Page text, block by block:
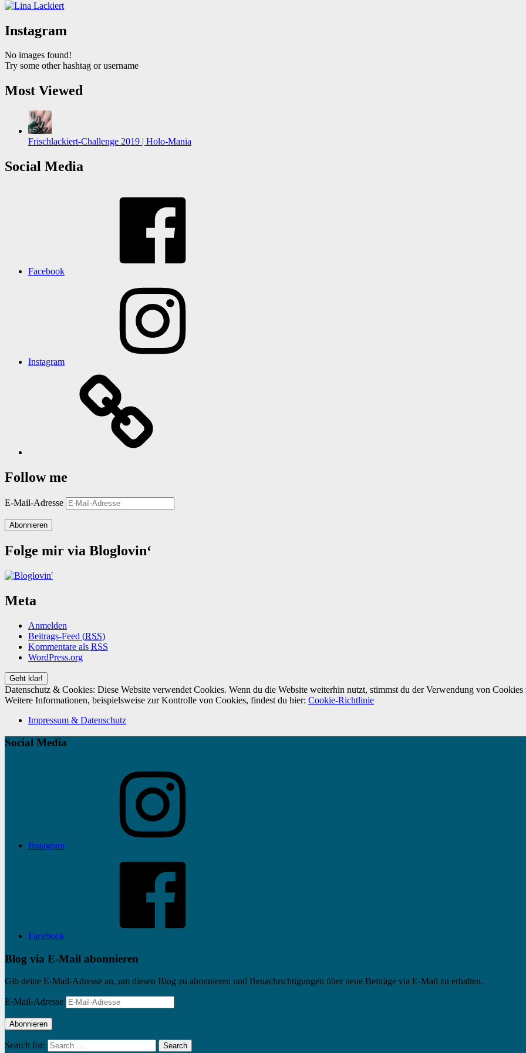
Instagram
No images found!
Try some other hashtag or username
Most Viewed
Frischlackiert-Challenge 2019 | Holo-Mania
Social Media
Facebook
Instagram
Follow me
E-Mail-Adresse
Abonnieren
Folge mir via Bloglovin‘
Meta
Anmelden
Beitrags-Feed (RSS)
Kommentare als RSS
WordPress.org
Datenschutz & Cookies: Diese Website verwendet Cookies. Wenn du die Website weiterhin nutzt, stimmst du der Verwendung von Cookies
Weitere Informationen, beispielsweise zur Kontrolle von Cookies, findest du hier: Cookie-Richtlinie
Impressum & Datenschutz
Social Media
Instagram
Facebook
Blog via E-Mail abonnieren
Gib deine E-Mail-Adresse an, um diesen Blog zu abonnieren und Benachrichtigungen über neue Beiträge via E-Mail zu erhalten.
E-Mail-Adresse
Abonnieren
Search for: Search